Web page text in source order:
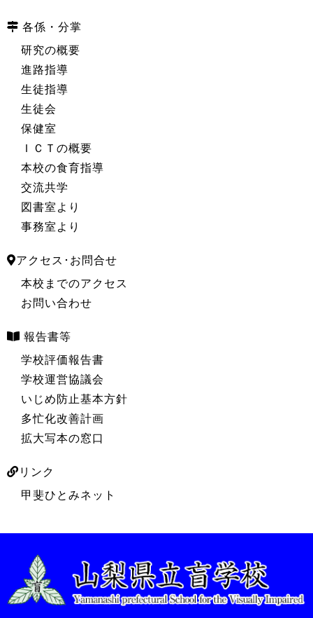
各係・分掌
研究の概要
進路指導
生徒指導
生徒会
保健室
ＩＣＴの概要
本校の食育指導
交流共学
図書室より
事務室より
アクセス･お問合せ
本校までのアクセス
お問い合わせ
報告書等
学校評価報告書
学校運営協議会
いじめ防止基本方針
多忙化改善計画
拡大写本の窓口
リンク
甲斐ひとみネット